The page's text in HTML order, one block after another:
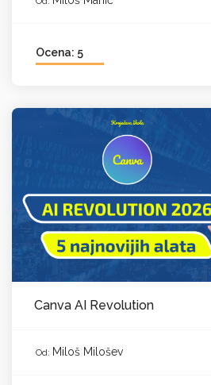
Ocena: 5
Canva AI Revolution
Od: Miloš Milošev